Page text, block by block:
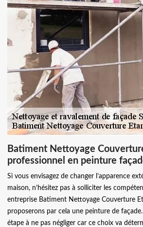
Batiment Nettoyage
professionnel en peinture
Si vous envisagez de changer l’apparence
maison, n’hésitez pas à solliciter les
entreprise Batiment Nettoyage Couverture
proposerons par cela une peinture de
étape à ne pas négliger car ce choix va